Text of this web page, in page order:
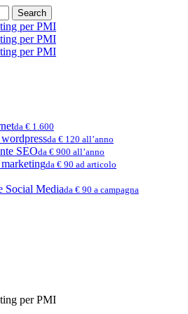
Search
da € 1.600
da € 120 all’anno
SEOda € 900 all’anno
da € 90 ad articolo
Social Mediada € 90 a campagna